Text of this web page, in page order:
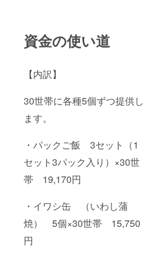
資金の使い道
【内訳】
30世帯に各種5個ずつ提供し
ます。
・パックご飯 3セット（1
セット3パック入り）×30世
帯 19,170円
・イワシ缶 （いわし蒲
焼） 5個×30世帯 15,750
円